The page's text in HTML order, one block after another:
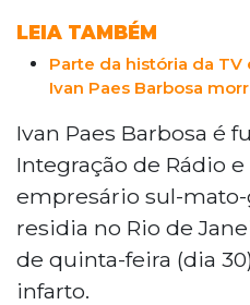
matutino. Natural de
pioneiro da
Grosso do Sul.
LEIA TAMBÉM
Parte da história da
Ivan Paes Barbosa
Ivan Paes Barbosa é
Integração de Rádio e
empresário sul-
residia no Rio de
de quinta-feira (dia
infarto.